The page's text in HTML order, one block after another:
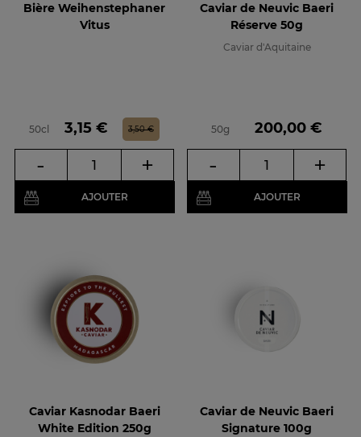
Bière Weihenstephaner
Vitus
50cl Prix
3,15 €Prix de base
3,50 €
- +
AJOUTER
Caviar de Neuvic Baeri
Réserve 50g
Caviar d'Aquitaine
50g Prix
200,00 €
- +
AJOUTER
Caviar Kasnodar Baeri
White Edition 250g
Caviar de Neuvic Baeri
Signature 100g